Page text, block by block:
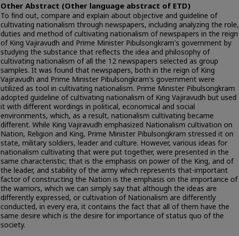
Other Abstract (Other language abstract of ETD)
To find out, compare and explain about objective and guideline of
cultivating nationalism through newspapers, including analyzing the role,
duties and method of cultivating nationalism of newspapers in the reign
of King Vajiravudh and Prime Minister Pibulsongkram's government by
studying the substance that reflects the idea and philosophy of
cultivating nationalism of all the 12 newspapers selected as group
samples. It was found that newspapers, both in the reign of King
Vajiravudh and Prime Minister Pibulsongkram's government were
utilized as tool in cultivating nationalism. Prime Minister Pibulsongkram
adopted guideline of cultivating nationalism of King Vajiravudh but used
it with different wordings in political, economical and social
environments, which, as a result, nationalism cultivating became
different. While King Vajiravudh emphasized Nationalism cultivation on
Nation, Religion and King, Prime Minister Pibulsongkram stressed it on
state, military soldiers, leader and culture. However, various ideas for
nationalism cultivating that were put together, were presented in the
same characteristic; that is the emphasis on power of the King, and of
the leader, and stability of the army which represents that-important
factor of constructing the Nation is the emphasis on the importance of
the warriors, which we can simply say that although the ideas are
differently expressed, or cultivation of Nationalism are differently
conducted, in every era, it contains the fact that all of them have the
same desire which is the desire for importance of status quo of the
society.